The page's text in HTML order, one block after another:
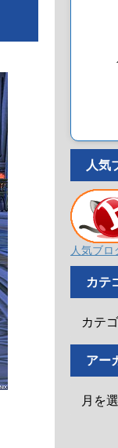
人気
人気ブ
カテ
アー